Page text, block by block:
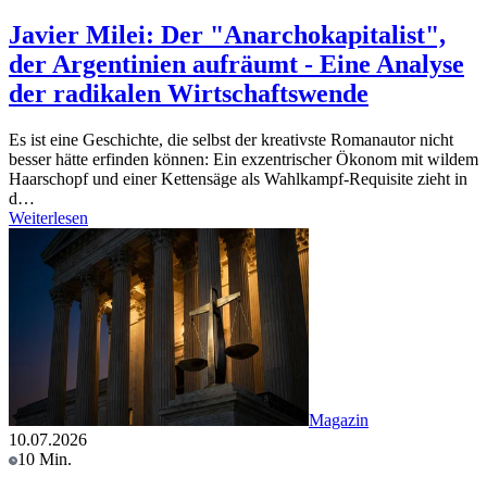
Javier Milei: Der "Anarchokapitalist",
der Argentinien aufräumt - Eine Analyse
der radikalen Wirtschaftswende
Es ist eine Geschichte, die selbst der kreativste Romanautor nicht
besser hätte erfinden können: Ein exzentrischer Ökonom mit wildem
Haarschopf und einer Kettensäge als Wahlkampf-Requisite zieht in
d…
Weiterlesen
Magazin
10.07.2026
10 Min.